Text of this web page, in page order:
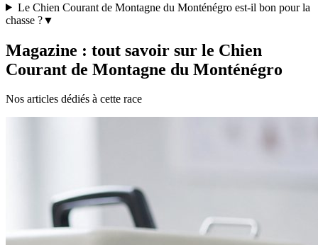
Le Chien Courant de Montagne du Monténégro est-il bon pour la
chasse ?▼
Magazine : tout savoir sur le Chien
Courant de Montagne du Monténégro
Nos articles dédiés à cette race